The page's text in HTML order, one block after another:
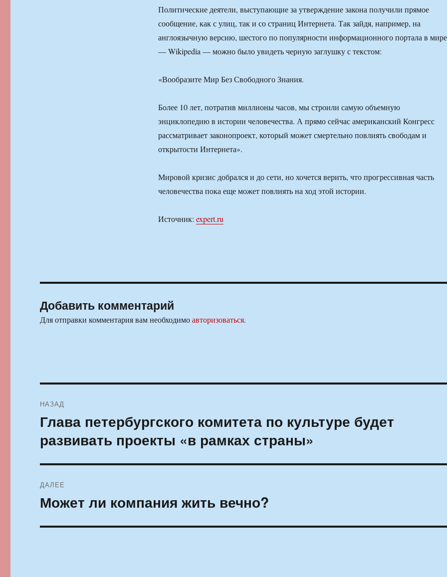
Политические деятели, выступающие за утверждение закона получили прямое
сообщение, как с улиц, так и со страниц Интернета. Так зайдя, например, на
англоязычную версию, шестого по популярности информационного портала в мире
— Wikipedia — можно было увидеть черную заглушку с текстом:
«Вообразите Мир Без Свободного Знания.
Более 10 лет, потратив миллионы часов, мы строили самую объемную
энциклопедию в истории человечества. А прямо сейчас американский Конгресс
рассматривает законопроект, который может смертельно повлиять свободам и
открытости Интернета».
Мировой кризис добрался и до сети, но хочется верить, что прогрессивная часть
человечества пока еще может повлиять на ход этой истории.
Источник: expert.ru
Добавить комментарий
Для отправки комментария вам необходимоавторизоваться.
по
записям
НАЗАД
Предыдущая
Глава петербургского комитета по культуре будет
развивать проекты «в рамках страны»
ДАЛЕЕ
Следующая
Может ли компания жить вечно?